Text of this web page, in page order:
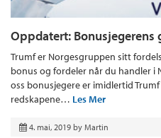
Oppdatert: Bonusjegerens
Trumf er Norgesgruppen sitt
bonus og fordeler når du handler i
oss bonusjegere er imidlertid
redskapene… Les Mer
4. mai, 2019 by Martin